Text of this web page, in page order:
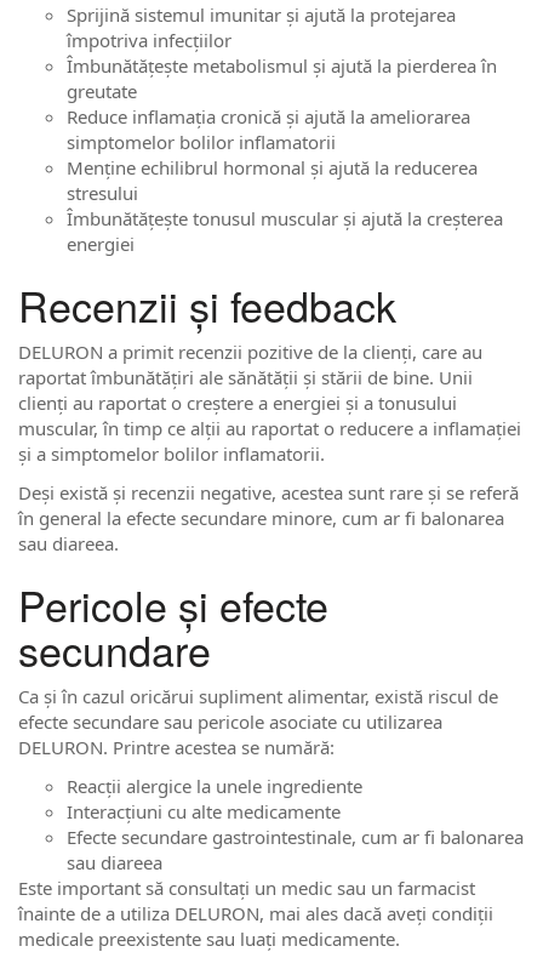
Sprijină sistemul imunitar și ajută la protejarea
împotriva infecțiilor
Îmbunătățește metabolismul și ajută la pierderea în
greutate
Reduce inflamația cronică și ajută la ameliorarea
simptomelor bolilor inflamatorii
Menține echilibrul hormonal și ajută la reducerea
stresului
Îmbunătățește tonusul muscular și ajută la creșterea
energiei
Recenzii și feedback
DELURON a primit recenzii pozitive de la clienți, care au
raportat îmbunătățiri ale sănătății și stării de bine. Unii
clienți au raportat o creștere a energiei și a tonusului
muscular, în timp ce alții au raportat o reducere a inflamației
și a simptomelor bolilor inflamatorii.
Deși există și recenzii negative, acestea sunt rare și se referă
în general la efecte secundare minore, cum ar fi balonarea
sau diareea.
Pericole și efecte
secundare
Ca și în cazul oricărui supliment alimentar, există riscul de
efecte secundare sau pericole asociate cu utilizarea
DELURON. Printre acestea se numără:
Reacții alergice la unele ingrediente
Interacțiuni cu alte medicamente
Efecte secundare gastrointestinale, cum ar fi balonarea
sau diareea
Este important să consultați un medic sau un farmacist
înainte de a utiliza DELURON, mai ales dacă aveți condiții
medicale preexistente sau luați medicamente.